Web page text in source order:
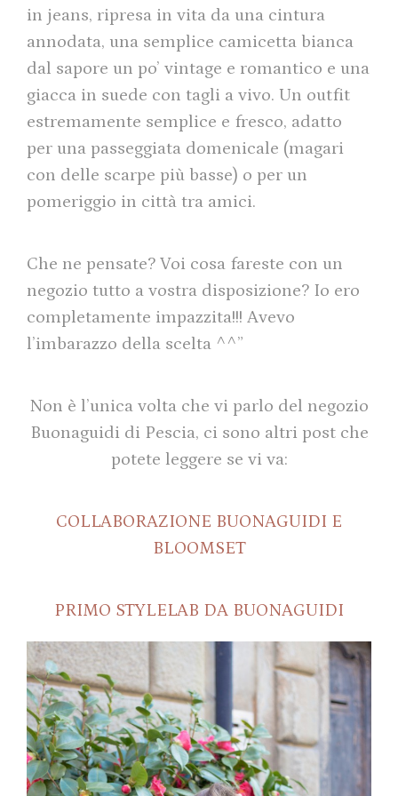
in jeans, ripresa in vita da una cintura
annodata, una semplice camicetta bianca
dal sapore un po’ vintage e romantico e una
giacca in suede con tagli a vivo. Un outfit
estremamente semplice e fresco, adatto
per una passeggiata domenicale (magari
con delle scarpe più basse) o per un
pomeriggio in città tra amici.
Che ne pensate? Voi cosa fareste con un
negozio tutto a vostra disposizione? Io ero
completamente impazzita!!! Avevo
l’imbarazzo della scelta ^^”
Non è l’unica volta che vi parlo del negozio
Buonaguidi di Pescia, ci sono altri post che
potete leggere se vi va:
COLLABORAZIONE BUONAGUIDI E
BLOOMSET
PRIMO STYLELAB DA BUONAGUIDI